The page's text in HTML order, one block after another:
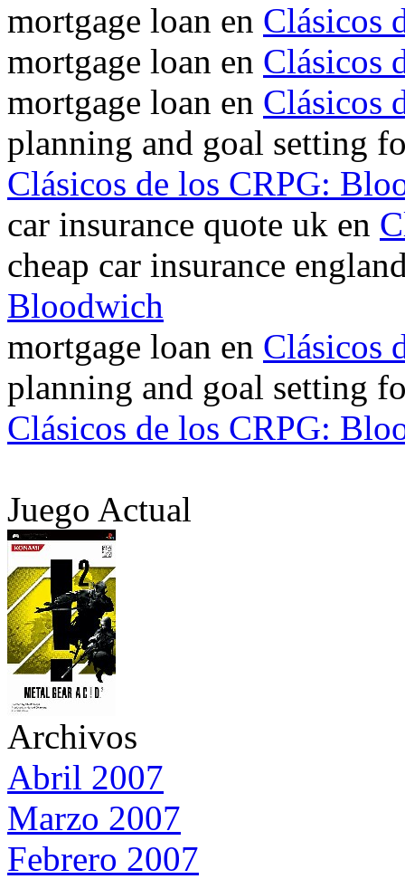
mortgage loan en Clásicos
mortgage loan en Clásicos
mortgage loan en Clásicos
planning and goal setting
Clásicos de los CRPG:
car insurance quote uk en
cheap car insurance
Bloodwich
mortgage loan en Clásicos
planning and goal setting
Clásicos de los CRPG:
Juego Actual
Archivos
Abril 2007
Marzo 2007
Febrero 2007